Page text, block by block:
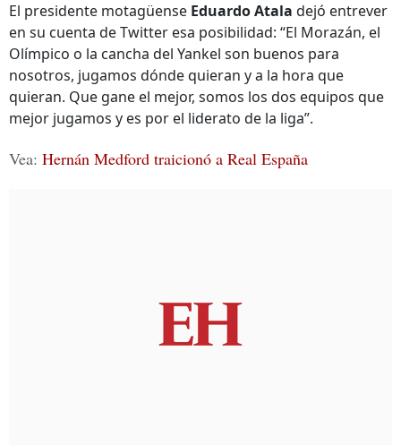
El presidente motagüense Eduardo Atala dejó entrever
en su cuenta de Twitter esa posibilidad: “El Morazán, el
Olímpico o la cancha del Yankel son buenos para
nosotros, jugamos dónde quieran y a la hora que
quieran. Que gane el mejor, somos los dos equipos que
mejor jugamos y es por el liderato de la liga”.
Vea: Hernán Medford traicionó a Real España